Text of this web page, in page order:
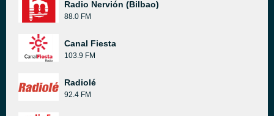
Radio Nervión (Bilbao)
88.0 FM
Canal Fiesta
103.9 FM
Radiolé
92.4 FM